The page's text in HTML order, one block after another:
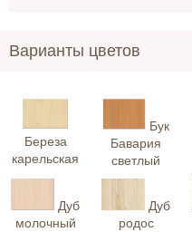
Варианты цветов
Береза
карельская
Бук
Бавария
светлый
Дуб
молочный
Дуб
родос